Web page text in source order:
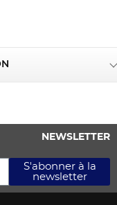
NEWSLETTER
S'abonner à la
newsletter